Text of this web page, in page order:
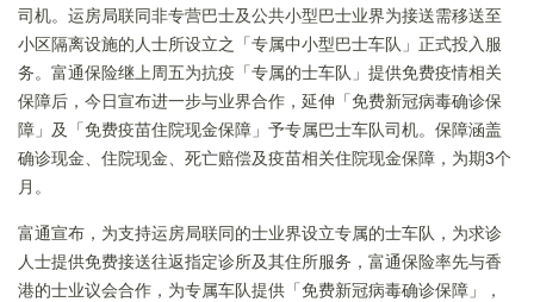
司机。运房局联同非专营巴士及公共小型巴士业界为接送需移送至
小区隔离设施的人士所设立之「专属中小型巴士车队」正式投入服
务。富通保险继上周五为抗疫「专属的士车队」提供免费疫情相关
保障后，今日宣布进一步与业界合作，延伸「免费新冠病毒确诊保
障」及「免费疫苗住院现金保障」予专属巴士车队司机。保障涵盖
确诊现金、住院现金、死亡赔偿及疫苗相关住院现金保障，为期3个
月。
富通宣布，为支持运房局联同的士业界设立专属的士车队，为求诊
人士提供免费接送往返指定诊所及其住所服务，富通保险率先与香
港的士业议会合作，为专属车队提供「免费新冠病毒确诊保障」，